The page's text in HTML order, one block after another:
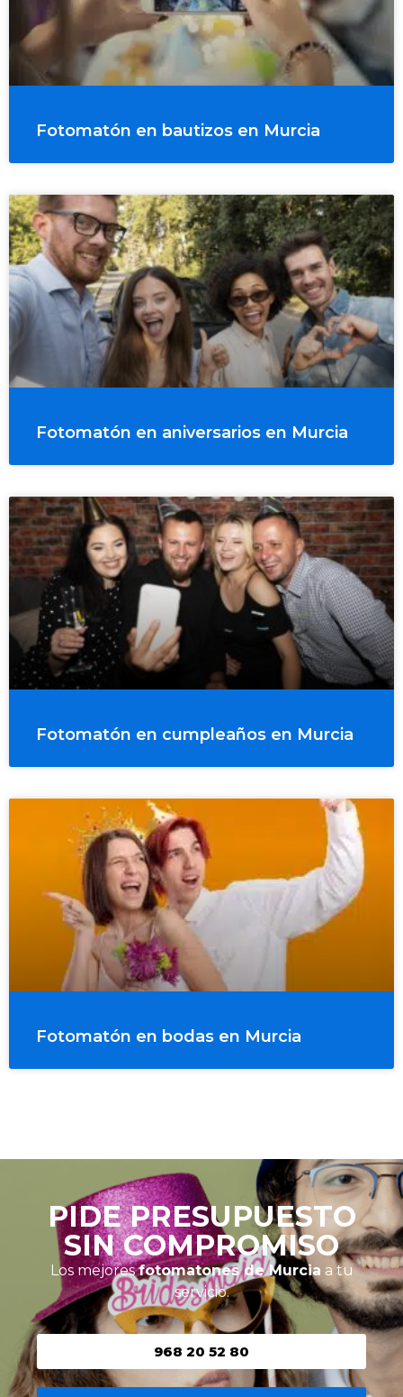
Fotomatón en bautizos en Murcia
Fotomatón en aniversarios en Murcia
Fotomatón en cumpleaños en Murcia
Fotomatón en bodas en Murcia
PIDE PRESUPUESTO
SIN COMPROMISO
Los mejoresfotomatones de Murcia a tu
servicio.
968 20 52 80